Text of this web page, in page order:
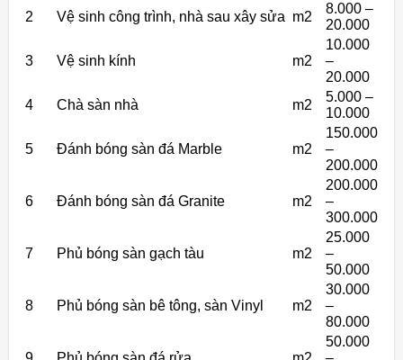
2
Vệ sinh công trình, nhà sau xây sửa m2
8.000 –
20.000
3 Vệ sinh kính m2
10.000
–
20.000
4
Chà sàn nhà m2
5.000 –
10.000
5 Đánh bóng sàn đá Marble m2
150.000
–
200.000
6 Đánh bóng sàn đá Granite m2
200.000
–
300.000
7 Phủ bóng sàn gạch tàu m2
25.000
–
50.000
8 Phủ bóng sàn bê tông, sàn Vinyl m2
30.000
–
80.000
50.000